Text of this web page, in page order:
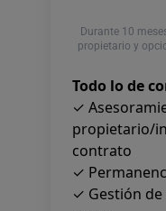
Durante 10
propietario y
Todo lo de
✓
propietario/
contrato
✓
✓ Gestión